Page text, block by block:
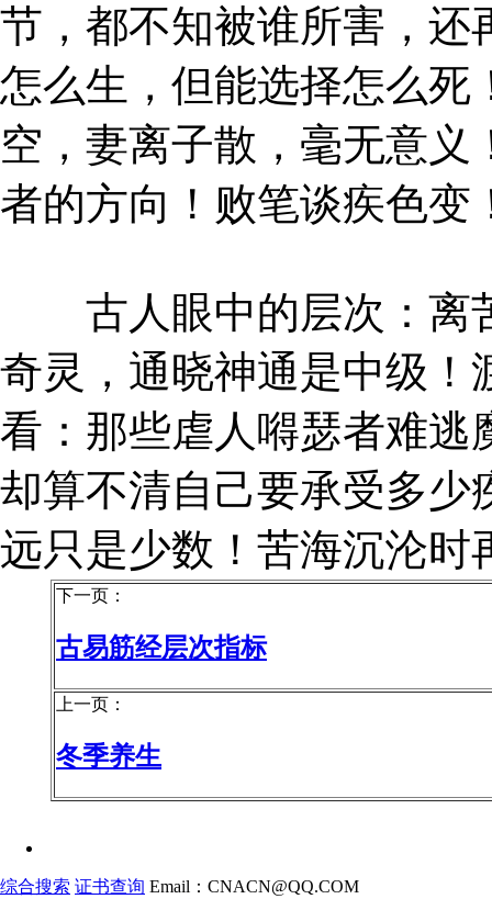
节，都不知被谁所害，还
怎么生，但能选择怎么死
空，妻离子散，毫无意
者的方向！败笔谈疾色变
古人眼中的层次：离
奇灵，通晓神通是中级！
看：那些虐人嘚瑟者难逃
却算不清自己要承受多少
远只是少数！苦海沉沦时
下一页：
古易筋经层次指标
上一页：
冬季养生
综合搜索 证书查询 Email：CNACN@QQ.COM